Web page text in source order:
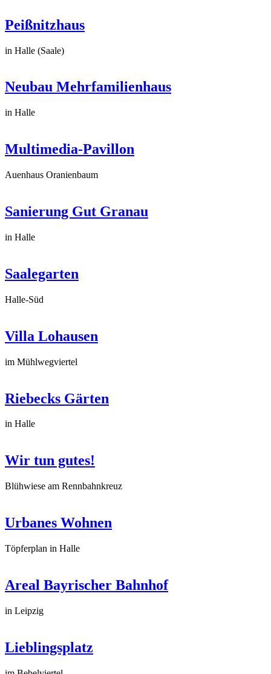
Peißnitzhaus
in Halle (Saale)
Neubau Mehrfamilienhaus
in Halle
Multimedia-Pavillon
Auenhaus Oranienbaum
Sanierung Gut Granau
in Halle
Saalegarten
Halle-Süd
Villa Lohausen
im Mühlwegviertel
Riebecks Gärten
in Halle
Wir tun gutes!
Blühwiese am Rennbahnkreuz
Urbanes Wohnen
Töpferplan in Halle
Areal Bayrischer Bahnhof
in Leipzig
Lieblingsplatz